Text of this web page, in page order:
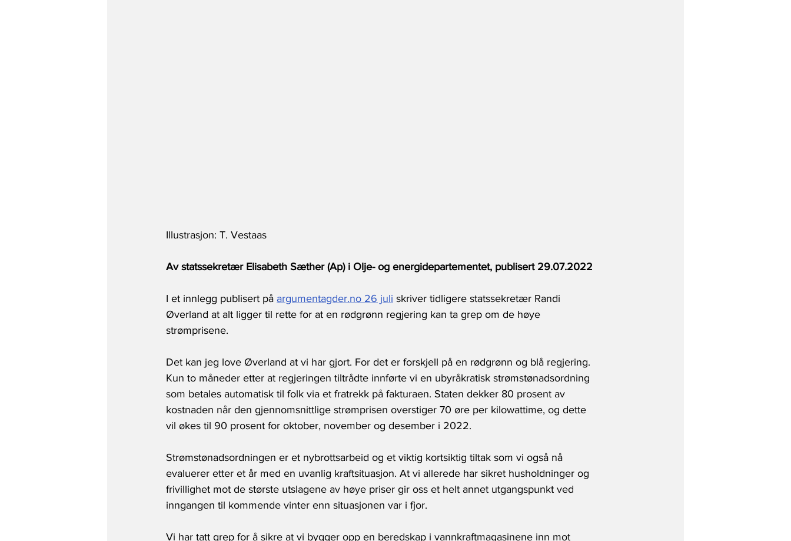
Illustrasjon: T. Vestaas
Av statssekretær Elisabeth Sæther (Ap) i Olje- og energidepartementet, publisert 29.07.2022
I et innlegg publisert på argumentagder.no 26 juli skriver tidligere statssekretær Randi
Øverland at alt ligger til rette for at en rødgrønn regjering kan ta grep om de høye
strømprisene.
Det kan jeg love Øverland at vi har gjort. For det er forskjell på en rødgrønn og blå regjering.
Kun to måneder etter at regjeringen tiltrådte innførte vi en ubyråkratisk strømstønadsordning
som betales automatisk til folk via et fratrekk på fakturaen. Staten dekker 80 prosent av
kostnaden når den gjennomsnittlige strømprisen overstiger 70 øre per kilowattime, og dette
vil økes til 90 prosent for oktober, november og desember i 2022.
Strømstønadsordningen er et nybrottsarbeid og et viktig kortsiktig tiltak som vi også nå
evaluerer etter et år med en uvanlig kraftsituasjon. At vi allerede har sikret husholdninger og
frivillighet mot de største utslagene av høye priser gir oss et helt annet utgangspunkt ved
inngangen til kommende vinter enn situasjonen var i fjor.
Vi har tatt grep for å sikre at vi bygger opp en beredskap i vannkraftmagasinene inn mot